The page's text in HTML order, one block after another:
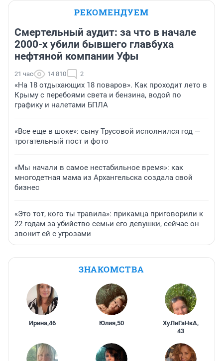
РЕКОМЕНДУЕМ
Смертельный аудит: за что в начале
2000-х убили бывшего главбуха
нефтяной компании Уфы
21 час 14 810 2
«На 18 отдыхающих 18 поваров». Как проходит лето в
Крыму с перебоями света и бензина, водой по
графику и налетами БПЛА
«Все еще в шоке»: сыну Трусовой исполнился год —
трогательный пост и фото
«Мы начали в самое нестабильное время»: как
многодетная мама из Архангельска создала свой
бизнес
«Это тот, кого ты травила»: прикамца приговорили к
22 годам за убийство семьи его девушки, сейчас он
звонит ей с угрозами
ЗНАКОМСТВА
Ирина,46 Юлия,50 ХуЛиГаНкА,
43